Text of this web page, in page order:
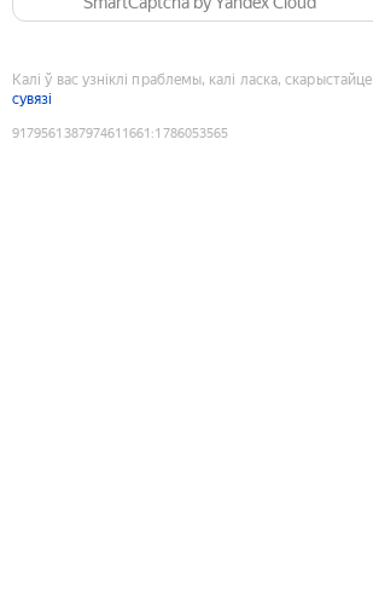
Калі ў вас узніклі праблемы, калі ласка, скарыстайце
сувязі
9179561387974611661 :1786053565